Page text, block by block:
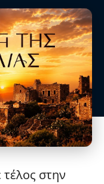
τέλος στην